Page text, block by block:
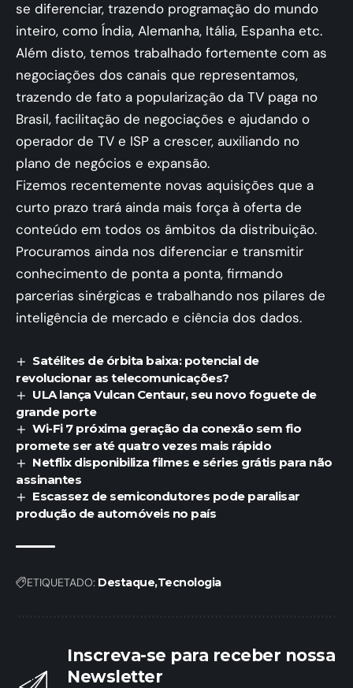
se diferenciar, trazendo programação do mundo
inteiro, como Índia, Alemanha, Itália, Espanha etc.
Além disto, temos trabalhado fortemente com as
negociações dos canais que representamos,
trazendo de fato a popularização da TV paga no
Brasil, facilitação de negociações e ajudando o
operador de TV e ISP a crescer, auxiliando no
plano de negócios e expansão.
Fizemos recentemente novas aquisições que a
curto prazo trará ainda mais força à oferta de
conteúdo em todos os âmbitos da distribuição.
Procuramos ainda nos diferenciar e transmitir
conhecimento de ponta a ponta, firmando
parcerias sinérgicas e trabalhando nos pilares de
inteligência de mercado e ciência dos dados.
Satélites de órbita baixa: potencial de
revolucionar as telecomunicações?
ULA lança Vulcan Centaur, seu novo foguete de
grande porte
Wi-Fi 7 próxima geração da conexão sem fio
promete ser até quatro vezes mais rápido
Netflix disponibiliza filmes e séries grátis para não
assinantes
Escassez de semicondutores pode paralisar
produção de automóveis no país
ETIQUETADO: DestaqueTecnologia
Inscreva-se para receber nossa
Newsletter